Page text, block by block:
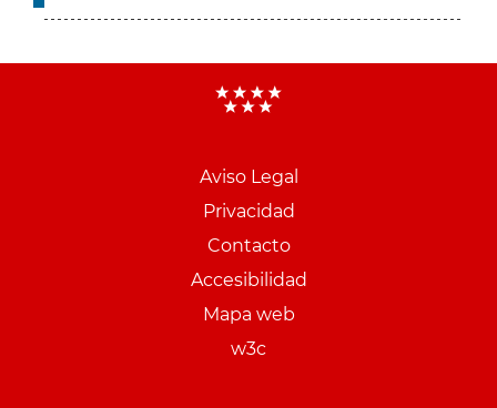
Aviso Legal
Privacidad
Contacto
Accesibilidad
Mapa web
w3c